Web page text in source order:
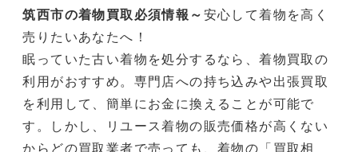
筑西市の着物買取必須情報～ 安心して着物を高く
売りたいあなたへ！
眠っていた古い着物を処分するなら、着物買取の
利用がおすすめ。専門店への持ち込みや出張買取
を利用して、簡単にお金に換えることが可能で
す。しかし、リユース着物の販売価格が高くない
からどの買取業者で売っても、着物の「買取相